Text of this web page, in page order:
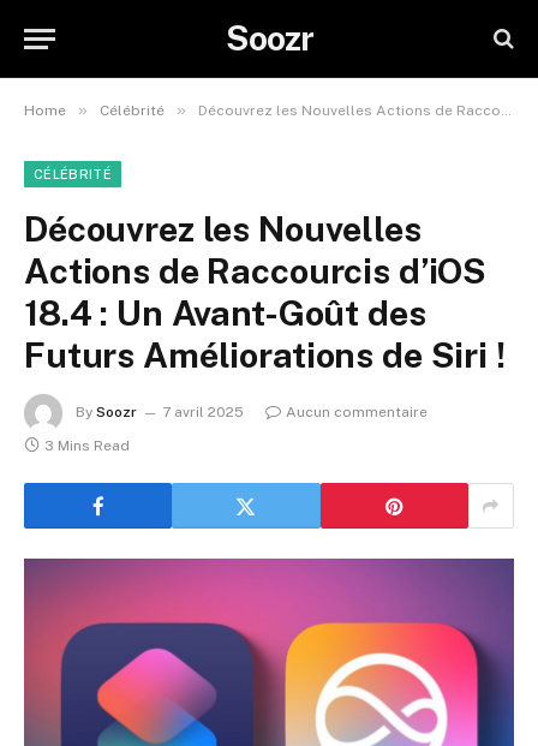
Soozr
Home » Célébrité » Découvrez les Nouvelles Actions de Raccourcis d’iOS 18.4 : Un Avant-Goût des Futurs Améliorations de Siri !
CÉLÉBRITÉ
Découvrez les Nouvelles
Actions de Raccourcis d’iOS
18.4 : Un Avant-Goût des
Futurs Améliorations de Siri !
By Soozr 7 avril 2025
Aucun commentaire
3 Mins Read